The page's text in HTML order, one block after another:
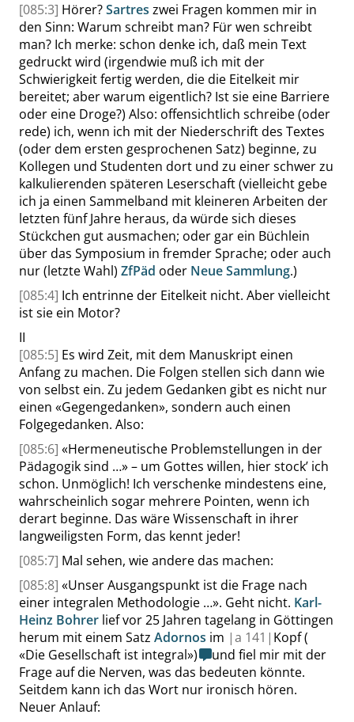
[085:3] Hörer?Sartres zwei Fragen kommen mir in
den Sinn: Warum schreibt man? Für wen schreibt
man? Ich merke: schon denke ich, daß mein Text
gedruckt wird (irgendwie muß ich mit der
Schwierigkeit fertig werden, die die Eitelkeit mir
bereitet; aber warum eigentlich? Ist sie eine Barriere
oder eine Droge?) Also: offensichtlich schreibe (oder
rede) ich, wenn ich mit der Niederschrift des Textes
(oder dem ersten gesprochenen Satz) beginne, zu
Kollegen und Studenten dort und zu einer schwer zu
kalkulierenden späteren Leserschaft (vielleicht gebe
ich ja einen Sammelband mit kleineren Arbeiten der
letzten fünf Jahre heraus, da würde sich dieses
Stückchen gut ausmachen; oder gar ein Büchlein
über das Symposium in fremder Sprache; oder auch
nur (letzte Wahl) ZfPäd oder Neue Sammlung.)
[085:4] Ich entrinne der Eitelkeit nicht. Aber vielleicht
ist sie ein Motor?
II
[085:5] Es wird Zeit, mit dem Manuskript einen
Anfang zu machen. Die Folgen stellen sich dann wie
von selbst ein. Zu jedem Gedanken gibt es nicht nur
einen «Gegengedanken», sondern auch einen
Folgegedanken. Also:
[085:6] «Hermeneutische Problemstellungen in der
Pädagogik sind …»– um Gottes willen, hier stock’ ich
schon. Unmöglich! Ich verschenke mindestens eine,
wahrscheinlich sogar mehrere Pointen, wenn ich
derart beginne. Das wäre Wissenschaft in ihrer
langweiligsten Form, das kennt jeder!
[085:7] Mal sehen, wie andere das machen:
[085:8] «Unser Ausgangspunkt ist die Frage nach
einer integralen Methodologie …». Geht nicht. Karl-
Heinz Bohrer lief vor 25 Jahren tagelang in Göttingen
herum mit einem Satz Adornos im |a 141| Kopf (
«Die Gesellschaft ist integral»)
und fiel mir mit der
Frage auf die Nerven, was das bedeuten könnte.
Seitdem kann ich das Wort nur ironisch hören.
Neuer Anlauf: